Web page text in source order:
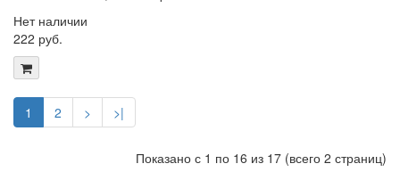
Нет наличии
222 руб.
1 2 > >|
Показано с 1 по 16 из 17 (всего 2 страниц)